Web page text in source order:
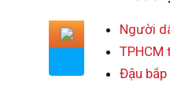
Người
TPHCM
Đậu bắp